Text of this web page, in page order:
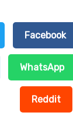
Facebook
WhatsApp
Reddit